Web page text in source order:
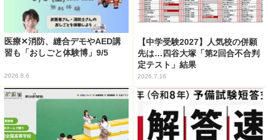
医療✕消防、縫合デモやAED講
習も「おしごと体験博」9/5
2026.8.6
【中学受験2027】人気校の併願
先は…四谷大塚「第2回合不合判
定テスト」結果
2026.7.16